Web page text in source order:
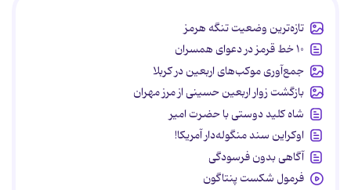
تازه‌ترین وضعیت تنگه هرمز
۱۰ خط قرمز در دعوای همسران
جمع‌آوری موکب‌های اربعین در کربلا
بازگشت زوار اربعین حسینی از مرز مهران
شاه کلید دوستی با حضرت امیر
اوکراین سند منگوله‌دار آمریکا!
آگاهی بدون فرسودگی
فرمول شکست پنتاگون